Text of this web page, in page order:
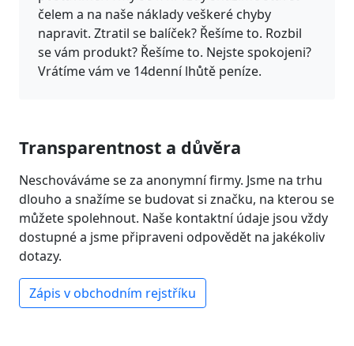
čelem a na naše náklady veškeré chyby
napravit. Ztratil se balíček? Řešíme to. Rozbil
se vám produkt? Řešíme to. Nejste spokojeni?
Vrátíme vám ve 14denní lhůtě peníze.
Transparentnost a důvěra
Neschováváme se za anonymní firmy. Jsme na trhu
dlouho a snažíme se budovat si značku, na kterou se
můžete spolehnout. Naše kontaktní údaje jsou vždy
dostupné a jsme připraveni odpovědět na jakékoliv
dotazy.
Zápis v obchodním rejstříku